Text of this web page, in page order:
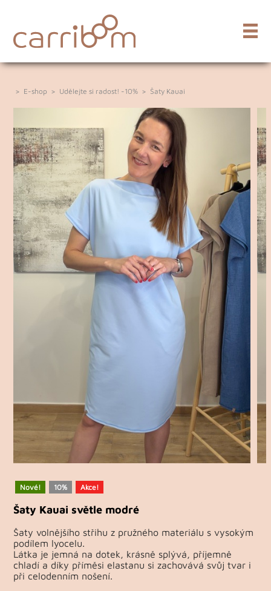
> E-shop > Udělejte si radost! -10% > Šaty Kauai
Nové! 10% Akce!
Šaty Kauai světle modré
Šaty volnějšího střihu z pružného materiálu s vysokým
podílem lyocelu.
Látka je jemná na dotek, krásně splývá, příjemně
chladí a díky příměsi elastanu si zachovává svůj tvar i
při celodenním nošení.